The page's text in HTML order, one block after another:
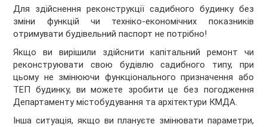
Для здійснення реконструкції садибного будинку без
зміни функцій чи техніко-економічних показників
отримувати будівельний паспорт не потрібно!
Якщо ви вирішили здійснити капітальний ремонт чи
реконструювати свою будівлю садибного типу, при
цьому не змінюючи функціонального призначення або
ТЕП будинку, ви можете зробити це без погодження
Департаменту містобудування та архітектури КМДА.
Інша ситуація, якщо ви плануєте змінювати параметри,